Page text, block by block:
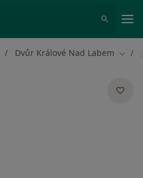
Dvůr Králové Nad Labem